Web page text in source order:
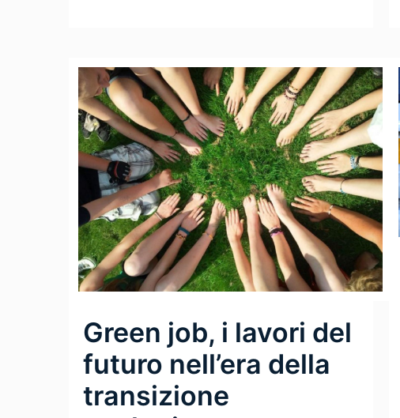
Green job, i lavori del
futuro nell’era della
transizione